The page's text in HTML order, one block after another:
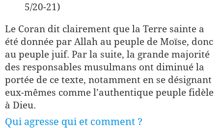
5/20-21)
Le Coran dit clairement que la Terre sainte a
été donnée par Allah au peuple de Moïse, donc
au peuple juif. Par la suite, la grande majorité
des responsables musulmans ont diminué la
portée de ce texte, notamment en se désignant
eux-mêmes comme l’authentique peuple fidèle
à Dieu.
Qui agresse qui et comment ?